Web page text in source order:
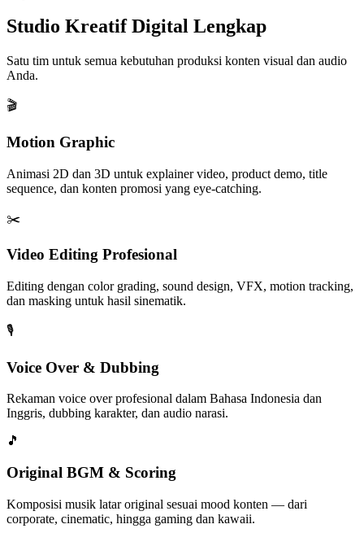
Studio Kreatif Digital Lengkap
Satu tim untuk semua kebutuhan produksi konten visual dan audio
Anda.
🎬
Motion Graphic
Animasi 2D dan 3D untuk explainer video, product demo, title
sequence, dan konten promosi yang eye-catching.
✂️
Video Editing Profesional
Editing dengan color grading, sound design, VFX, motion tracking,
dan masking untuk hasil sinematik.
🎙️
Voice Over & Dubbing
Rekaman voice over profesional dalam Bahasa Indonesia dan
Inggris, dubbing karakter, dan audio narasi.
🎵
Original BGM & Scoring
Komposisi musik latar original sesuai mood konten — dari
corporate, cinematic, hingga gaming dan kawaii.